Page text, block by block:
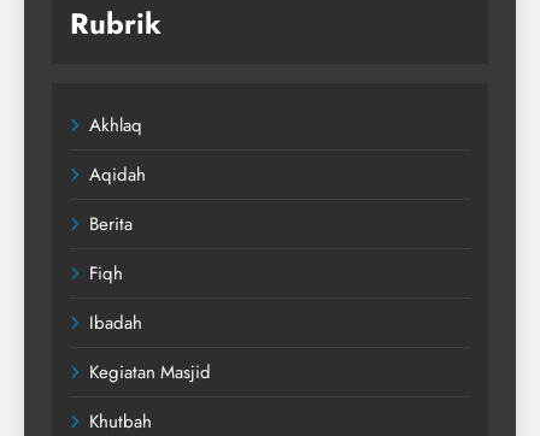
Rubrik
Akhlaq
Aqidah
Berita
Fiqh
Ibadah
Kegiatan Masjid
Khutbah